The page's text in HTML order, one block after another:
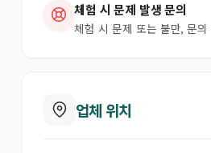
체험 시 문제 발생 문의
체험 시 문제 또는 불만, 문
업체 위치